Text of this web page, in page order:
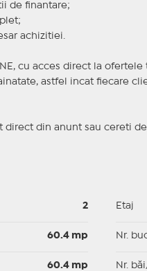
de finantare;
achizitiei.
cu acces direct la
astfel incat fiecare
direct din anunt sau cereti
2
60.4 mp
60.4 mp
Etaj
Nr.
Nr.